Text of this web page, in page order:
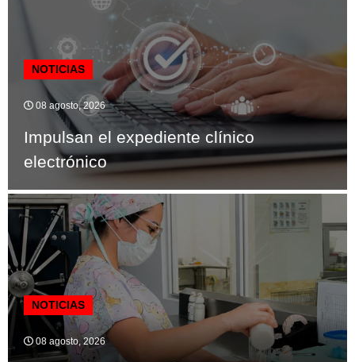
NOTICIAS
08 agosto, 2026
Impulsan el expediente clínico
electrónico
NOTICIAS
08 agosto, 2026